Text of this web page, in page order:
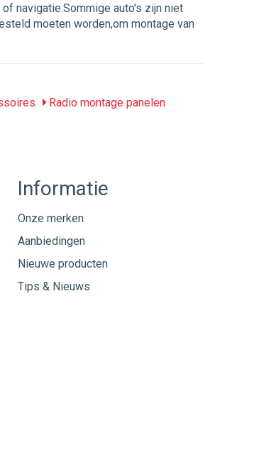
navigatie.Sommige auto's zijn niet
moeten worden,om montage van
Radio montage panelen
Informatie
Onze merken
Aanbiedingen
Nieuwe producten
Tips & Nieuws